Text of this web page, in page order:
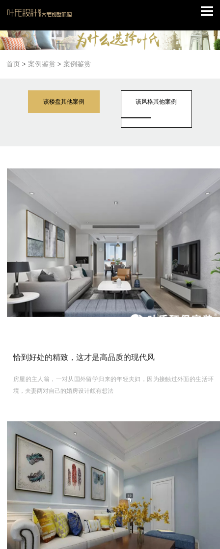
首页 >案例鉴赏 >案例鉴赏
该楼盘其他案例 该风格其他案例
恰到好处的精致，这才是高品质的现代风
房屋的主人翁，一对从国外留学归来的年轻夫妇，因为接触过外面的生活环
境，夫妻两对自己的婚房设计颇有想法